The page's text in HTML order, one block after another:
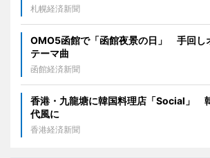
札幌経済新聞
OMO5函館で「函館夜景の日」 手回し
テーマ曲
函館経済新聞
香港・九龍塘に韓国料理店「Social」
代風に
香港経済新聞